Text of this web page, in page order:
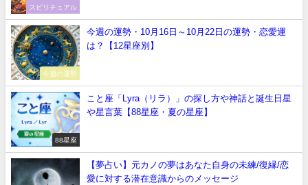
スピリチュアル
今週の運勢
今週の運勢・10月16日～10月22日の運勢・恋愛運
は？【12星座別】
88星座
こと座「Lyra（リラ）」の探し方や神話と誕生日星
や星言葉【88星座・夏の星座】
【夢占い】元カノの夢はあなた自身の未練/復縁/恋
愛に対する潜在意識からのメッセージ